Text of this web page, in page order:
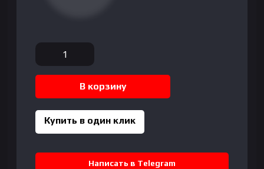
Количество
товара
Redmi
A27Q
2026
В корзину
Купить в один клик
Написать в Telegram